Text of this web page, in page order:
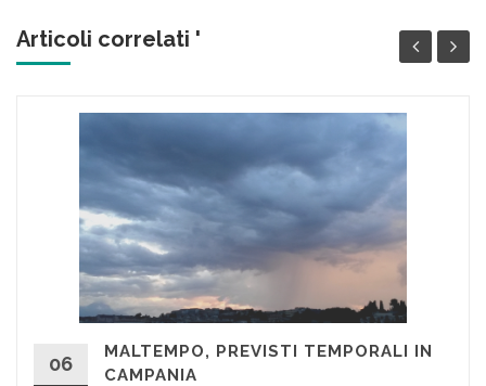
Articoli correlati '
06
MALTEMPO, PREVISTI TEMPORALI IN
CAMPANIA